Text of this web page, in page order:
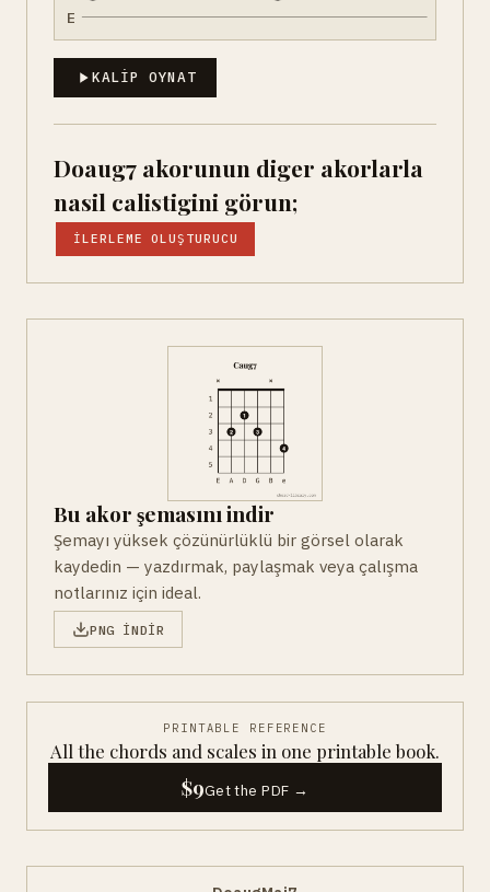
E
KALIP OYNAT
Doaug7 akorunun diger akorlarla
nasil calistigini görun;
İLERLEME OLUŞTURUCU
Bu akor şemasını indir
Şemayı yüksek çözünürlüklü bir görsel olarak
kaydedin — yazdırmak, paylaşmak veya çalışma
notlarınız için ideal.
PNG INDIR
PRINTABLE REFERENCE
All the chords and scales in one printable book.
$9Get the PDF →